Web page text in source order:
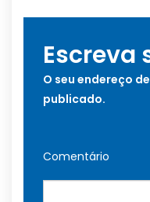
Escreva
O seu endereço
publicado.
Comentário